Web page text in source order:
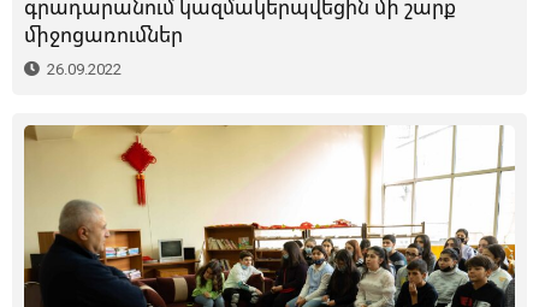
գրադարանում կազմակերպվեցին մի շարք
միջոցառումներ
26.09.2022